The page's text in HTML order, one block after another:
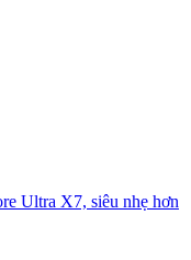
Ultra X7, siêu nhẹ hơn